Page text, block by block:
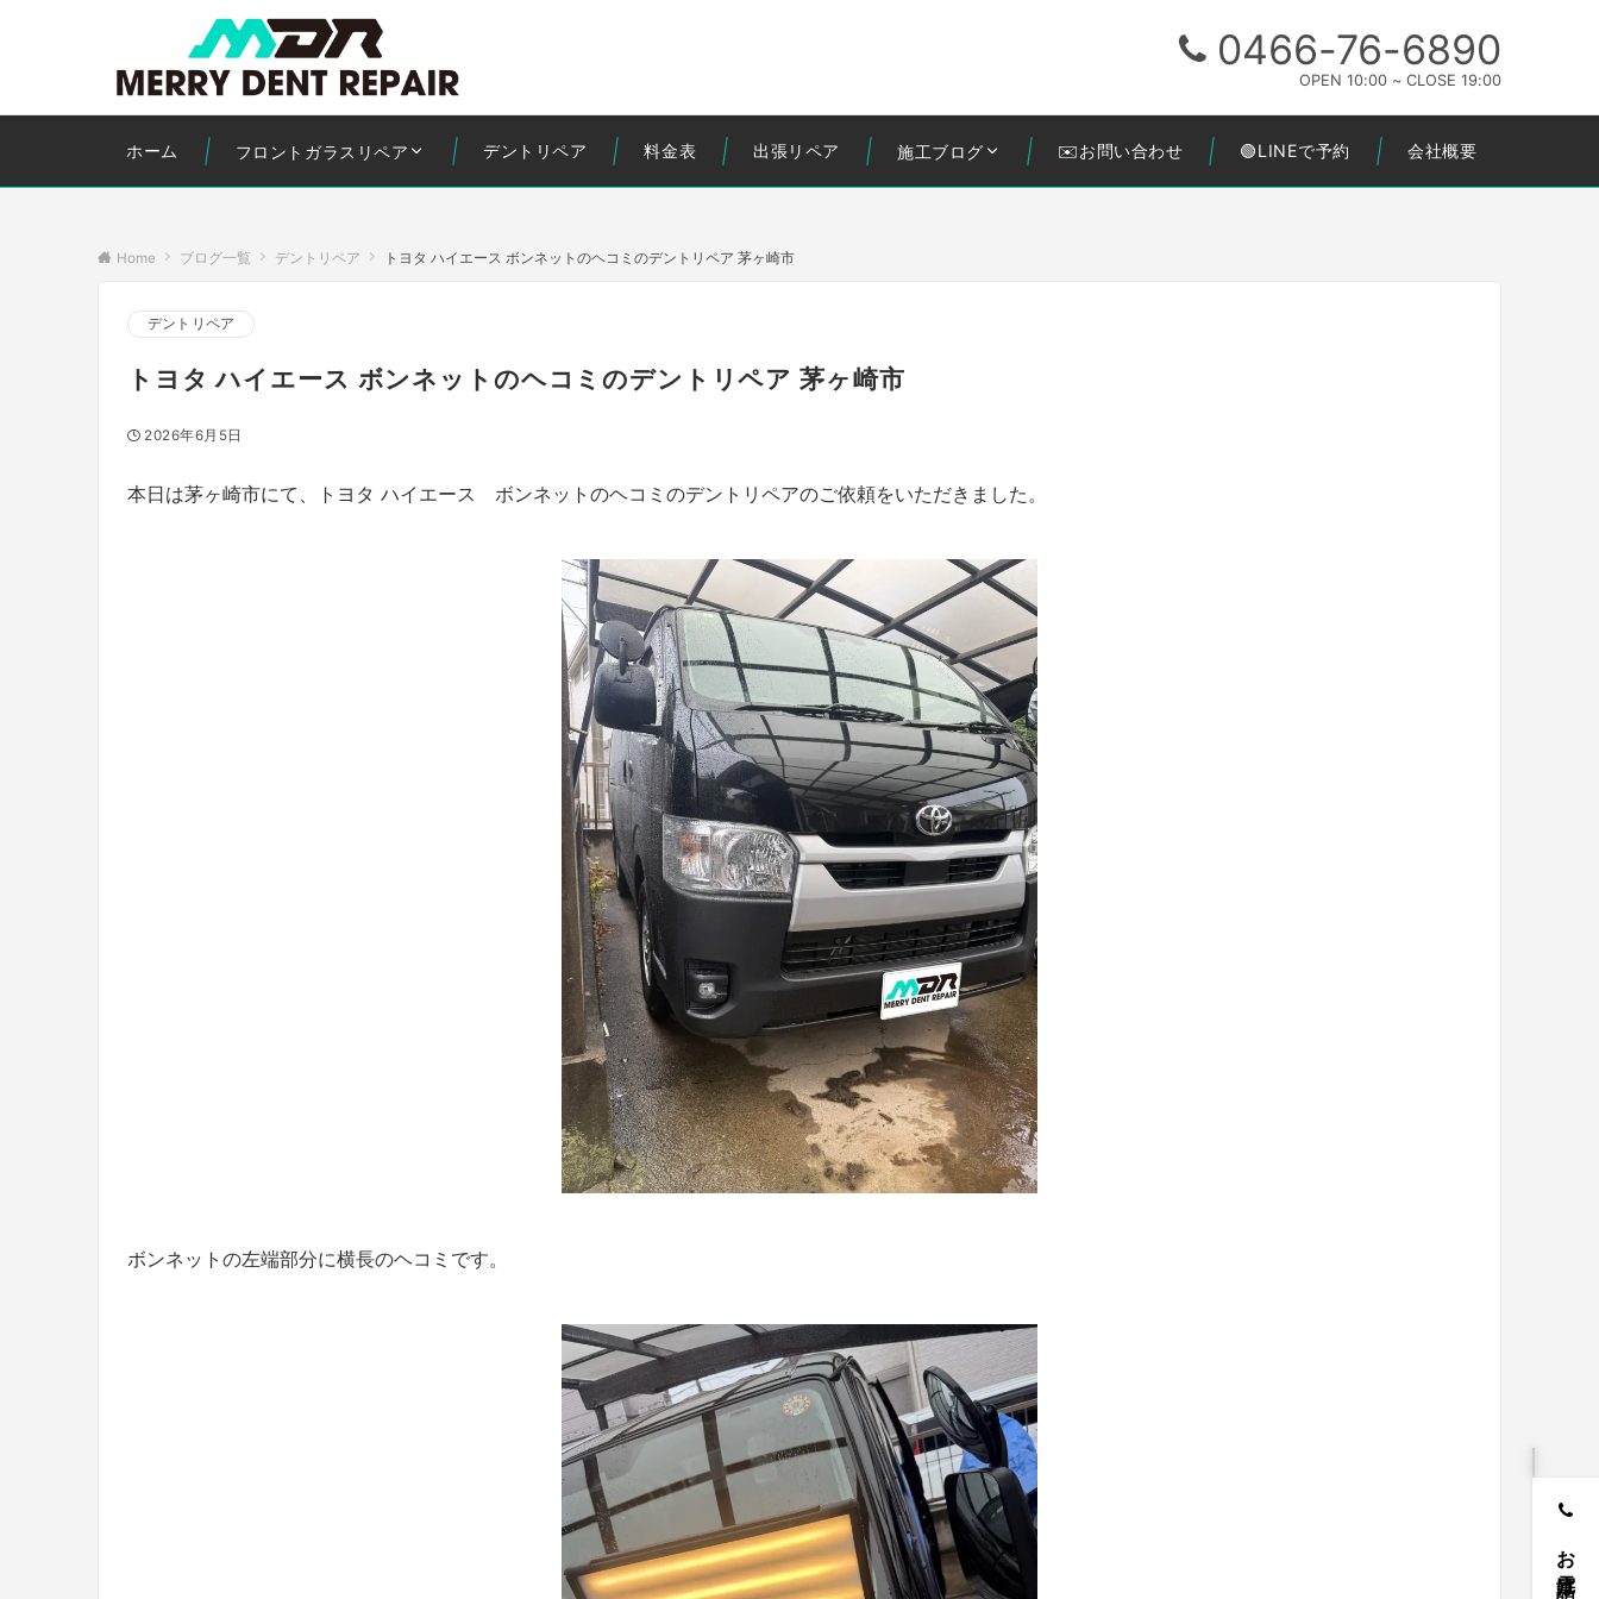
0466-76-6890
OPEN 10:00 ~ CLOSE 19:00
ホーム フロントガラスリペア デントリペア 料金表 出張リペア 施工ブログ ✉️お問い合わせ 🟢LINEで予約 会社概要
Home ブログ一覧 デントリペア トヨタ ハイエース ボンネットのヘコミのデントリペア 茅ヶ崎市
デントリペア
トヨタ ハイエース ボンネットのヘコミのデントリペア 茅ヶ崎市
2026年6月5日
本日は茅ヶ崎市にて、トヨタ ハイエース ボンネットのヘコミのデントリペアのご依頼をいただきました。
ボンネットの左端部分に横長のヘコミです。